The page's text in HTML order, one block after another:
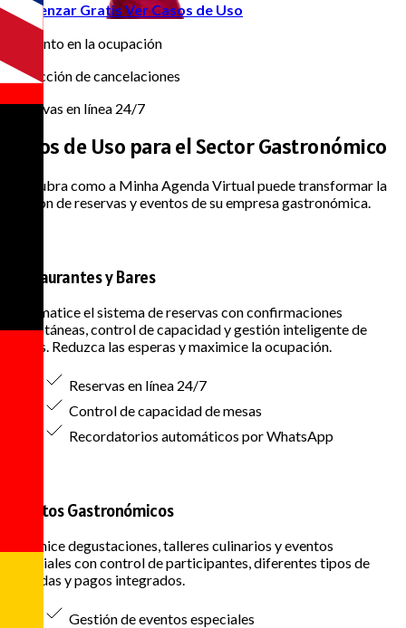
Comenzar GratisVer Casos de Uso
85%
Aumento en la ocupación
Reducción de cancelaciones
Reservas en línea 24/7
Casos de Uso para elSector Gastronómico
Descubra como a Minha Agenda Virtual puede transformar la
gestión de reservas y eventos de su empresa gastronómica.
Restaurantes y Bares
Automatice el sistema de reservas con confirmaciones
instantáneas, control de capacidad y gestión inteligente de
mesas. Reduzca las esperas y maximice la ocupación.
Reservas en línea 24/7
Control de capacidad de mesas
Recordatorios automáticos por WhatsApp
Eventos Gastronómicos
Organice degustaciones, talleres culinarios y eventos
especiales con control de participantes, diferentes tipos de
entradas y pagos integrados.
Gestión de eventos especiales